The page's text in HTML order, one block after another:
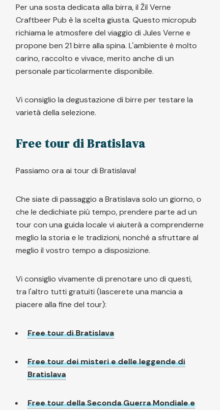
Per una sosta dedicata alla birra, il Žil Verne
Craftbeer Pub è la scelta giusta. Questo micropub
richiama le atmosfere del viaggio di Jules Verne e
propone ben 21 birre alla spina. L'ambiente è molto
carino, raccolto e vivace, merito anche di un
personale particolarmente disponibile.
Vi consiglio la degustazione di birre per testare la
varietà della selezione.
Free tour di Bratislava
Passiamo ora ai tour di Bratislava!
Che siate di passaggio a Bratislava solo un giorno, o
che le dedichiate più tempo, prendere parte ad un
tour con una guida locale vi aiuterà a comprenderne
meglio la storia e le tradizioni, nonché a sfruttare al
meglio il vostro tempo a disposizione.
Vi consiglio vivamente di prenotare uno di questi,
tra l'altro tutti gratuiti (lascerete una mancia a
piacere alla fine del tour):
Free tour di Bratislava
Free tour dei misteri e delle leggende di
Bratislava
Free tour della Seconda Guerra Mondiale e